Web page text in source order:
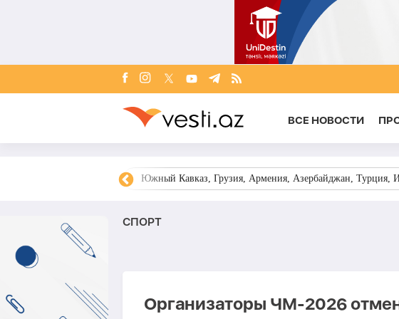
ВСЕ НОВОСТИ
Южный Кавказ, Грузия, Армения, Азербайджан, Турция,
СПОРТ
Организаторы ЧМ-2026